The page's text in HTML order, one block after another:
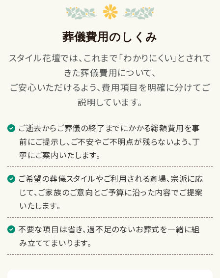
葬儀費用のしくみ
スタイル花壇では、これまで「わかりにくい」とされて
きた葬儀費用について、
ご安心いただけるよう、費用項目を明確に分けてご
説明しています。
ご逝去からご葬儀の終了までにかかる総額費用を事
前にご提示し、ご不安やご不明点が残らないよう、丁
寧にご案内いたします。
ご希望の葬儀スタイルやご利用される斎場、宗派に応
じて、ご家族のご意向とご予算に沿った内容でご提案
いたします。
不要な項目は省き、過不足のないお葬式を一緒に組
み立ててまいります。